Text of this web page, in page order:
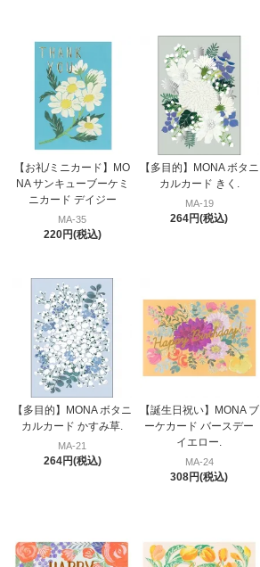
【お礼/ミニカード】MO
NA サンキューブーケミ
ニカード デイジー
MA-35
220円(税込)
【多目的】MONA ボタニ
カルカード きく.
MA-19
264円(税込)
【多目的】MONA ボタニ
カルカード かすみ草.
MA-21
264円(税込)
【誕生日祝い】MONA ブ
ーケカード バースデー
イエロー.
MA-24
308円(税込)